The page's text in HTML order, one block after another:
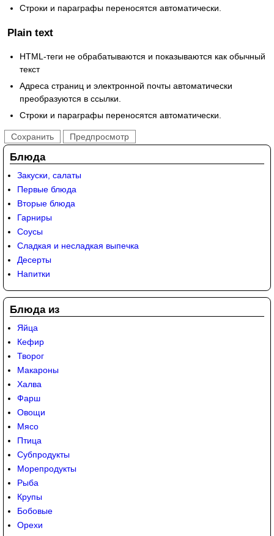
Строки и параграфы переносятся автоматически.
Plain text
HTML-теги не обрабатываются и показываются как обычный
текст
Адреса страниц и электронной почты автоматически
преобразуются в ссылки.
Строки и параграфы переносятся автоматически.
Блюда
Закуски, салаты
Первые блюда
Вторые блюда
Гарниры
Соусы
Сладкая и несладкая выпечка
Десерты
Напитки
Блюда из
Яйца
Кефир
Творог
Макароны
Халва
Фарш
Овощи
Мясо
Птица
Субпродукты
Морепродукты
Рыба
Крупы
Бобовые
Орехи